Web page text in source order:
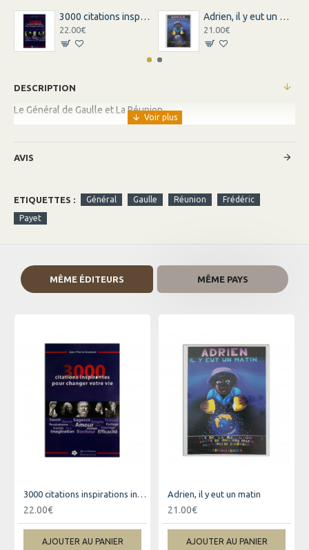
3000 citations inspirations inspirantes pour changer votre vie
22.00€
Adrien, il y eut un matin
21.00€
DESCRIPTION
Le Général de Gaulle et La Réunion
AVIS
ETIQUETTES : Général Gaulle Réunion Frédéric
Payet
MÊME ÉDITEURS MÊME PAYS
3000 citations inspirations inspirantes pour changer votre vie
22.00€
AJOUTER AU PANIER
Adrien, il y eut un matin
21.00€
AJOUTER AU PANIER